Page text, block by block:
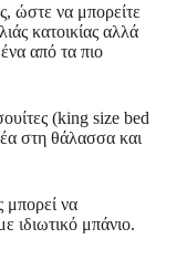
ώστε να μπορείτε
κατοικίας αλλά
από τα πιο
(king size bed
στη θάλασσα και
μπορεί να
ιδιωτικό μπάνιο.